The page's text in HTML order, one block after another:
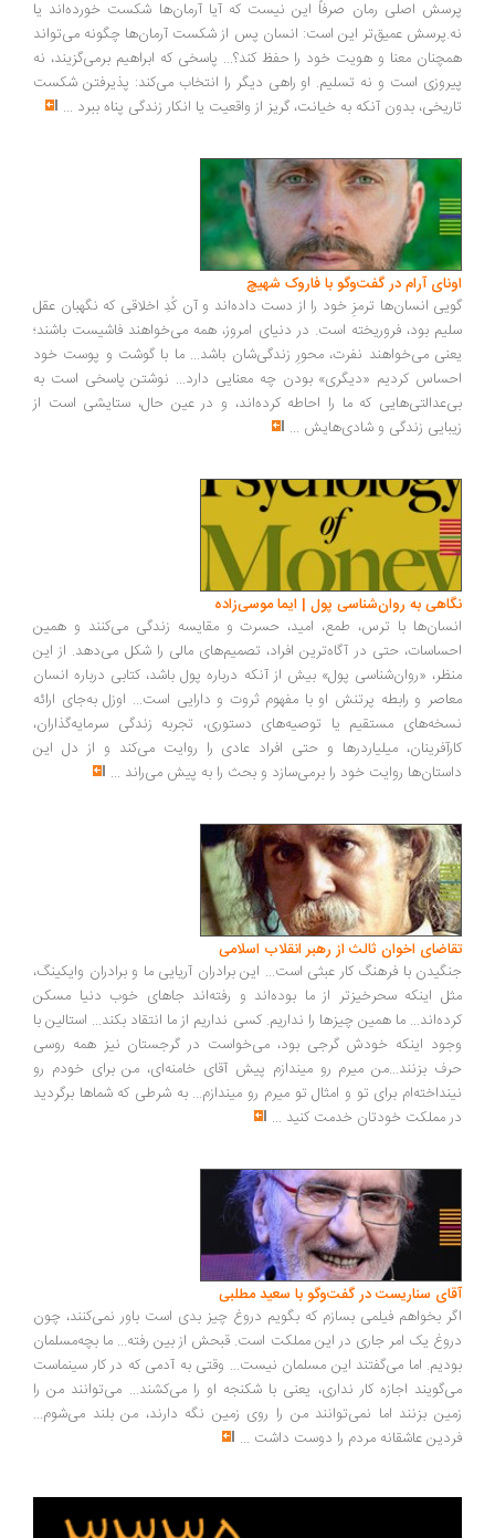
اصلی رمان صرفاً این نیست که آیا آرمان‌ها شکست خورده‌اند یا
عمیق‌تر این است: انسان پس از شکست آرمان‌ها چگونه می‌تواند
معنا و هویت خود را حفظ کند؟... پاسخی که ابراهیم برمی‌گزیند، نه
است و نه تسلیم. او راهی دیگر را انتخاب می‌کند: پذیرفتن شکست
بدون آنکه به خیانت، گریز از واقعیت یا انکار زندگی پناه ببرد...
آرام در گفت‌وگو با فاروک شهیچ‭
انسان‌ها ترمزِ خود را از دست داده‌اند و آن کُدِ اخلاقی که نگهبان عقل
بود، فروریخته است. در دنیای امروز، همه می‌خواهند فاشیست باشند؛
می‌خواهند نفرت، محورِ زندگی‌شان باشد... ما با گوشت و پوست خود
کردیم «دیگری» بودن چه معنایی دارد... نوشتن پاسخی است به
که ما را احاطه کرده‌اند، و در عین حال، ستایشی است از
زندگی و شادی‌هایش...
به روان‌شناسی پول | ایما موسی‌زاده
با ترس، طمع، امید، حسرت و مقایسه زندگی می‌کنند و همین
حتی در آگاه‌ترین افراد، تصمیم‌های مالی را شکل می‌دهد. از این
«روان‌شناسی پول» بیش از آنکه درباره پول باشد، کتابی درباره انسان
و رابطه پرتنش او با مفهوم ثروت و دارایی است... اوزل به‌جای ارائه
مستقیم یا توصیه‌های دستوری، تجربه زندگی سرمایه‌گذاران،
میلیاردرها و حتی افراد عادی را روایت می‌کند و از دل این
روایت خود را برمی‌سازد و بحث را به پیش می‌راند...
اخوان ثالث از رهبر انقلاب اسلامی
با فرهنگ کار عبثی است... این برادران آریایی ما و برادران وایکینگ،
اینکه سحرخیزتر از ما بوده‌اند و رفته‌اند جاهای خوب دنیا مسکن
ما همین چیزها را نداریم. کسی نداریم از ما انتقاد بکند... استالین با
اینکه خودش گرجی بود، می‌خواست در گرجستان نیز همه روسی
بزنند...من میرم رو میندازم پیش آقای خامنه‌ای، من برای خودم رو
برای تو و امثال تو میرم رو میندازم... به شرطی که شماها برگردید
مملکت خودتان خدمت کنید...
سناریست در گفت‌وگو با سعید مطلبی
بخواهم فیلمی بسازم که بگویم دروغ چیز بدی است باور نمی‌کنند، چون
یک امر جاری در این مملکت است. قبحش از بین رفته... ما بچه‌مسلمان
اما می‌گفتند این مسلمان نیست... وقتی به آدمی که در کار سینماست
اجازه کار نداری، یعنی با شکنجه او را می‌کشند... می‌توانند من را
بزنند اما نمی‌توانند من را روی زمین نگه دارند، من بلند می‌شوم...
عاشقانه مردم را دوست داشت ...